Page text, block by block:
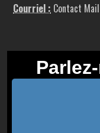
Courriel : Contact Mail